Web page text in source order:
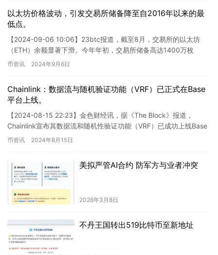
以太坊价格波动，引发交易所储备降至自2016年以来的最
低点。
【2024-09-06 10:06】23btc报道，截至8月，交易所的以太坊
（ETH）余额显著下滑。今年年初，交易所储备高达1400万枚
ETH，然而这一数字逐渐减少，至6月底已降至…
币资讯 2024年9月6日
Chainlink：数据流与随机验证功能（VRF）已正式在Base
平台上线。
【2024-08-15 22:23】金色财经讯，据《The Block》报道，
Chainlink宣布其数据流和随机性验证功能（VRF）已成功上线Base
网络。通过此项整合，Chai…
币资讯 2024年8月15日
美拟严管AI合约 防军方与业者冲突
2026年3月8日
不丹王国转出519比特币至新地址